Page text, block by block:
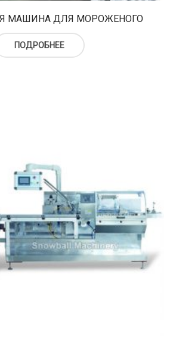
МАШИНА ДЛЯ МОРОЖЕНОГО
ПОДРОБНЕЕ